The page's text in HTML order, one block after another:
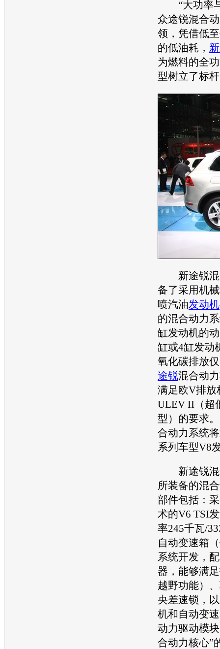
“大功率与
众途锐混合
领，凭借低
的低油耗，
为燃料的全
型树立了标
新途锐
备了采用机
喷汽油发动机
的混合动力
缸发动机的
缸或4缸发动
氧化碳排放
途锐混合动
满足欧V排放
ULEV II（超
型）的要求
合动力系统
系列车型V8
新途锐
所装备的混
部件包括：
术的V6 TSI
率245千瓦/
自动变速箱
系统开发，
器，能够满
越野功能）
央差速锁，
机和自动变
动力驱动模
合动力核心”